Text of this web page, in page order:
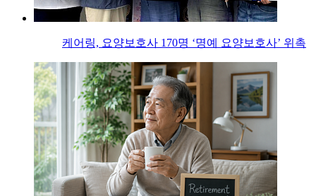
케어링, 요양보호사 170명 ‘명예 요양보호사’ 위촉